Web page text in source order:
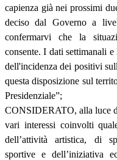
capienza già nei prossimi
deciso dal Governo a
confermarvi che la
consente. I dati settimanali
dell'incidenza dei positivi
questa disposizione sul
Presidenziale”;
CONSIDERATO, alla luce
vari interessi coinvolti
dell’attività artistica, di
sportive e dell’iniziativa